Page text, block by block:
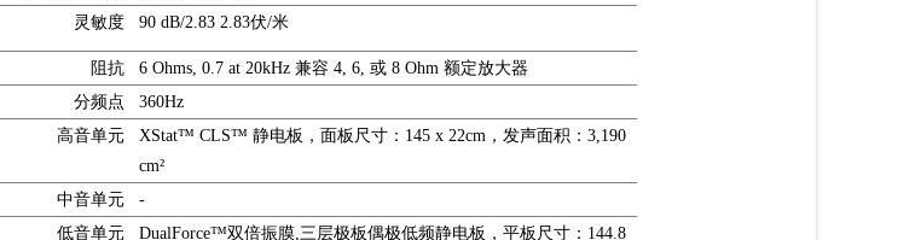
灵敏度
90 dB/2.83 2.83伏/米
阻抗
6 Ohms, 0.7 at 20kHz 兼容 4, 6, 或 8 Ohm 额定放大器
分频点
360Hz
高音单元
XStat™ CLS™ 静电板，面板尺寸：145 x 22cm，发声面积：3,190
cm²
中音单元
-
低音单元
DualForce™双倍振膜,三层极板偶极低频静电板，平板尺寸：144.8